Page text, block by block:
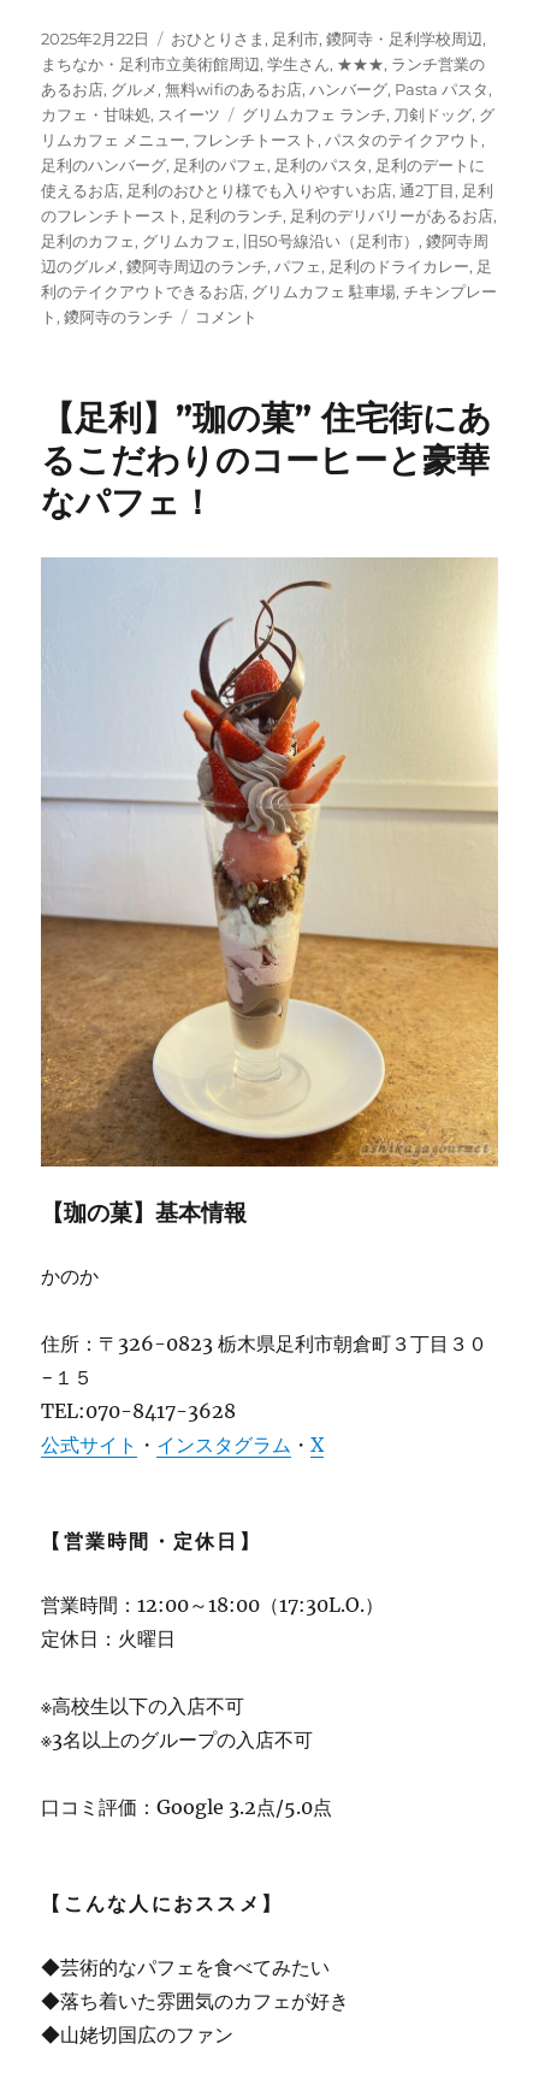
投
稿
日:
2025年2月22日
カ
テ
ゴ
リ
ー
おひとりさま, 足利市,鑁阿寺・足利学校周辺,
まちなか・足利市立美術館周辺,学生さん, ★★★, ランチ営業の
あるお店, グルメ,無料wifiのあるお店,ハンバーグ, Pasta パスタ,
カフェ・甘味処, スイーツ
タ
グ
グリムカフェ ランチ, 刀剣ドッグ, グ
リムカフェ メニュー, フレンチトースト,パスタのテイクアウト,
足利のハンバーグ, 足利のパフェ, 足利のパスタ, 足利のデートに
使えるお店, 足利のおひとり様でも入りやすいお店,通2丁目, 足利
のフレンチトースト, 足利のランチ, 足利のデリバリーがあるお店,
足利のカフェ, グリムカフェ, 旧50号線沿い（足利市）,鑁阿寺周
辺のグルメ,鑁阿寺周辺のランチ,パフェ, 足利のドライカレー, 足
利のテイクアウトできるお店, グリムカフェ 駐車場,チキンプレー
ト,鑁阿寺のランチ
【足
ム
カ
フ
ェ
～
シ
ャ
ン
が
集
う
カ
★★★+に
コメント
【足利】”珈の菓” 住宅街にあ
るこだわりのコーヒーと豪華
なパフェ！
【珈の菓】基本情報
かのか
住所：〒326-0823 栃木県足利市朝倉町３丁目３０
−１５
TEL:070-8417-3628
公式サイト ・ インスタグラム ・X
【営業時間・定休日】
営業時間：12:00～18:00（17:30L.O.）
定休日：火曜日
※高校生以下の入店不可
※3名以上のグループの入店不可
口コミ評価：Google 3.2点/5.0点
【こんな人におススメ】
◆芸術的なパフェを食べてみたい
◆落ち着いた雰囲気のカフェが好き
◆山姥切国広のファン